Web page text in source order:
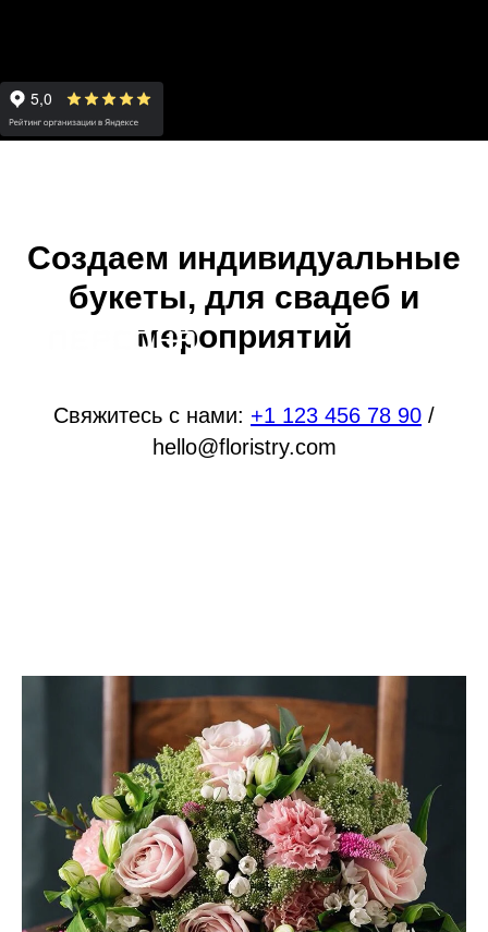
Создаем индивидуальные
букеты, для свадеб и
мероприятий
Свяжитесь с нами: +1 123 456 78 90 /
hello@floristry.com